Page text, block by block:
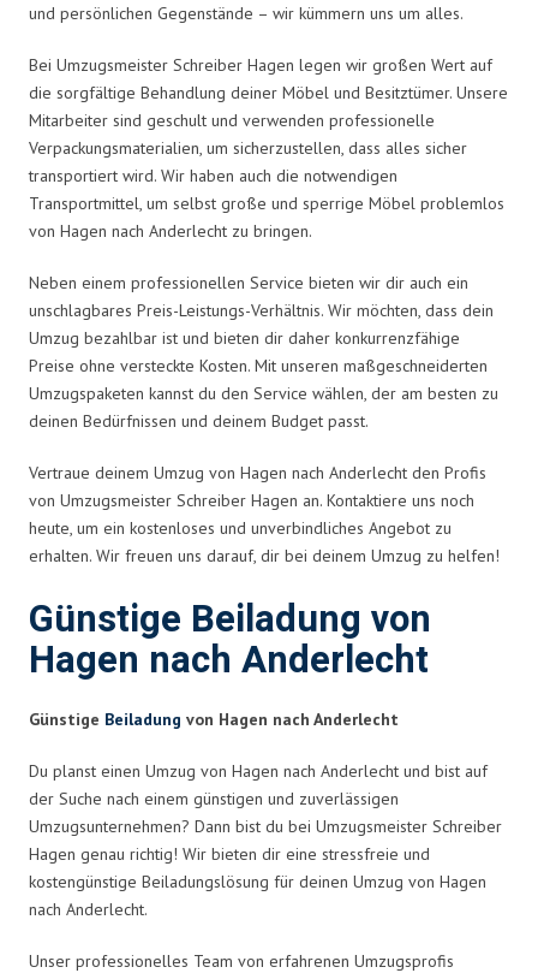
und persönlichen Gegenstände – wir kümmern uns um alles.
Bei Umzugsmeister Schreiber Hagen legen wir großen Wert auf
die sorgfältige Behandlung deiner Möbel und Besitztümer. Unsere
Mitarbeiter sind geschult und verwenden professionelle
Verpackungsmaterialien, um sicherzustellen, dass alles sicher
transportiert wird. Wir haben auch die notwendigen
Transportmittel, um selbst große und sperrige Möbel problemlos
von Hagen nach Anderlecht zu bringen.
Neben einem professionellen Service bieten wir dir auch ein
unschlagbares Preis-Leistungs-Verhältnis. Wir möchten, dass dein
Umzug bezahlbar ist und bieten dir daher konkurrenzfähige
Preise ohne versteckte Kosten. Mit unseren maßgeschneiderten
Umzugspaketen kannst du den Service wählen, der am besten zu
deinen Bedürfnissen und deinem Budget passt.
Vertraue deinem Umzug von Hagen nach Anderlecht den Profis
von Umzugsmeister Schreiber Hagen an. Kontaktiere uns noch
heute, um ein kostenloses und unverbindliches Angebot zu
erhalten. Wir freuen uns darauf, dir bei deinem Umzug zu helfen!
Günstige Beiladung von
Hagen nach Anderlecht
Günstige Beiladung von Hagen nach Anderlecht
Du planst einen Umzug von Hagen nach Anderlecht und bist auf
der Suche nach einem günstigen und zuverlässigen
Umzugsunternehmen? Dann bist du bei Umzugsmeister Schreiber
Hagen genau richtig! Wir bieten dir eine stressfreie und
kostengünstige Beiladungslösung für deinen Umzug von Hagen
nach Anderlecht.
Unser professionelles Team von erfahrenen Umzugsprofis